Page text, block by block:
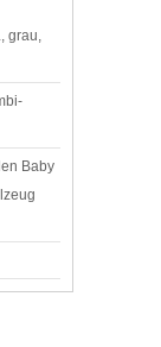
grau,
Baby